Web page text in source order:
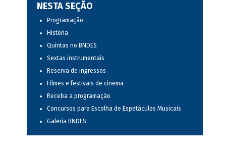
NESTA SEÇÃO
Programação
História
Quintas no BNDES
Sextas instrumentais
Reserva de ingressos
Filmes e festivais de cinema
Receba a programação
Concursos para Escolha de Espetáculos Musicais
Galeria BNDES